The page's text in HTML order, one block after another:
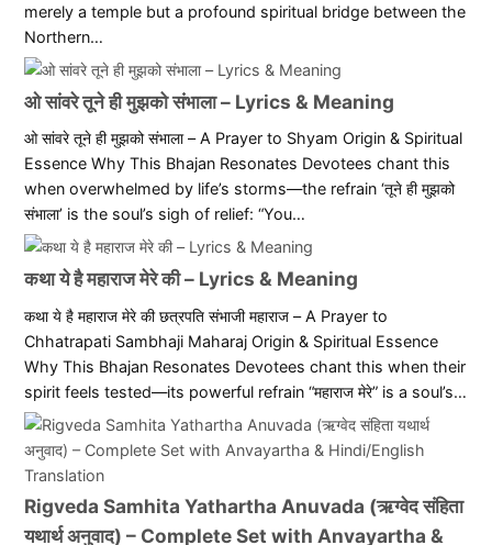
merely a temple but a profound spiritual bridge between the
Northern…
ओ सांवरे तूने ही मुझको संभाला – Lyrics & Meaning
ओ सांवरे तूने ही मुझको संभाला – A Prayer to Shyam Origin & Spiritual
Essence Why This Bhajan Resonates Devotees chant this
when overwhelmed by life’s storms—the refrain ‘तूने ही मुझको
संभाला’ is the soul’s sigh of relief: “You…
कथा ये है महाराज मेरे की – Lyrics & Meaning
कथा ये है महाराज मेरे की छत्रपति संभाजी महाराज – A Prayer to
Chhatrapati Sambhaji Maharaj Origin & Spiritual Essence
Why This Bhajan Resonates Devotees chant this when their
spirit feels tested—its powerful refrain “महाराज मेरे” is a soul’s…
Rigveda Samhita Yathartha Anuvada (ऋग्वेद संहिता
यथार्थ अनुवाद) – Complete Set with Anvayartha &